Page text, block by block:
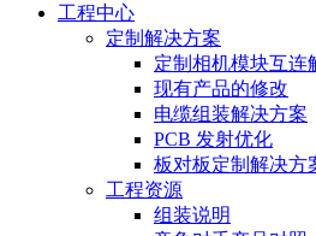
工程中心
定制解决方案
定制相机模块互连
现有产品的修改
电缆组装解决方案
PCB 发射优化
板对板定制解决方
工程资源
组装说明